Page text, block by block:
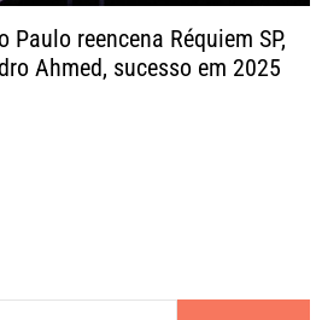
Paulo reencena Réquiem SP,
Ahmed, sucesso em 2025